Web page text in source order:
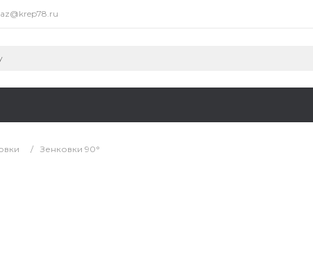
/ Зенковки 90°